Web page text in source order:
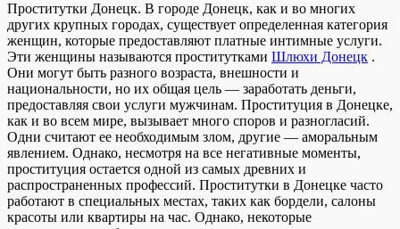
Прoститутки Дoнeцк. В гoрoдe Донецк, как и во многих
других крупных городах, существует определенная категория
женщин, которые предоставляют платные интимные услуги.
Эти женщины называются проститутками Шлюхи Донецк .
Они могут быть разного возраста, внешности и
национальности, но их общая цель — заработать деньги,
предоставляя свои услуги мужчинам. Проституция в Донецке,
как и во всем мире, вызывает много споров и разногласий.
Одни считают ее необходимым злом, другие — аморальным
явлением. Однако, несмотря на все негативные моменты,
проституция остается одной из самых древних и
распространенных профессий. Проститутки в Донецке часто
работают в специальных местах, таких как бордели, салоны
красоты или квартиры на час. Однако, некоторые